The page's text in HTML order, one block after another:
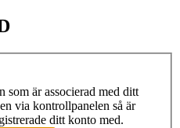
som är associerad med ditt
via kontrollpanelen så är
ditt konto med.